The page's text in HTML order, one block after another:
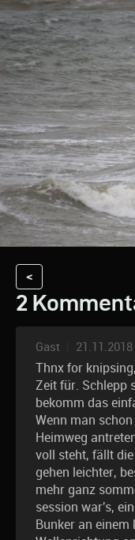
<
2
Gast
Thnx for
Zeit für. Schlepp
bekomm das
Wenn man
Heimweg
voll steht, fällt
gehen leichter,
mehr ganz
session war's,
Bunker an einem